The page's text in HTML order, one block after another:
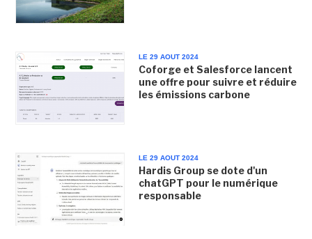
LE 29 AOUT 2024
Coforge et Salesforce lancent
une offre pour suivre et réduire
les émissions carbone
LE 29 AOUT 2024
Hardis Group se dote d'un
chatGPT pour le numérique
responsable